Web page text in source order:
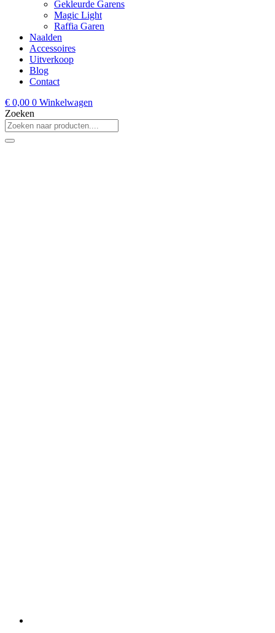
Gekleurde Garens
Magic Light
Raffia Garen
Naalden
Accessoires
Uitverkoop
Blog
Contact
€ 0,00 0 Winkelwagen
Zoeken